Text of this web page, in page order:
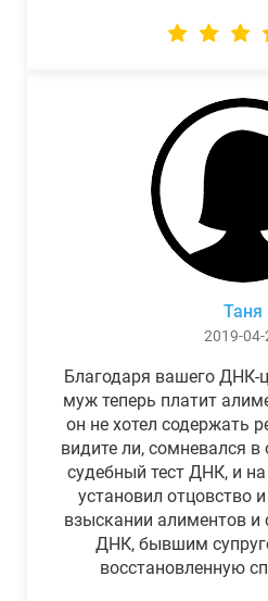
Таня
2019-04-
Благодаря вашего
муж теперь платит
он не хотел содержать
видите ли, сомневался в
судебный тест ДНК, и
установил отцовство
взыскании алиментов и
ДНК, бывшим
восстановленную